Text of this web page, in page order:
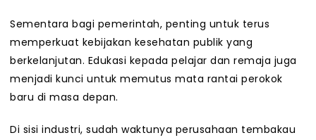
Sementara bagi pemerintah, penting untuk terus
memperkuat kebijakan kesehatan publik yang
berkelanjutan. Edukasi kepada pelajar dan remaja juga
menjadi kunci untuk memutus mata rantai perokok
baru di masa depan.
Di sisi industri, sudah waktunya perusahaan tembakau